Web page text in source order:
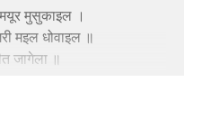
मुसुकाइल ।
मइल धोवाइल ॥
जागेला ॥